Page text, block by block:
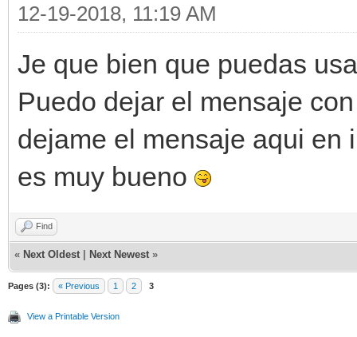
12-19-2018, 11:19 AM
Je que bien que puedas
Puedo dejar el mensaje
dejame el mensaje aqui en
es muy bueno
Find
« Next Oldest Next Newest »
Pages (3): « Previous 1 2 3
View a Printable Version